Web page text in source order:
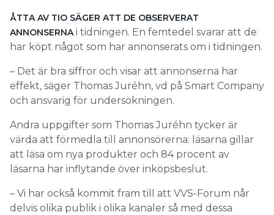
ÅTTA AV TIO SÄGER ATT DE OBSERVERAT
ANNONSERNAi tidningen. En femtedel svarar att de
har köpt något som har annonserats om i tidningen.
– Det är bra siffror och visar att annonserna har
effekt, säger Thomas Juréhn, vd på Smart Company
och ansvarig för undersökningen.
Andra uppgifter som Thomas Juréhn tycker är
värda att förmedla till annonsörerna: läsarna gillar
att läsa om nya produkter och 84 procent av
läsarna har inflytande över inköpsbeslut.
– Vi har också kommit fram till att VVS-Forum når
delvis olika publik i olika kanaler så med dessa